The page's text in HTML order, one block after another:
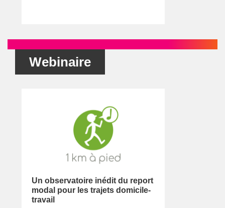
Webinaire
Un observatoire inédit du report
modal pour les trajets domicile-
travail